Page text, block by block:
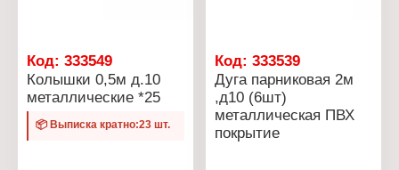
Код: 333549
Колышки 0,5м д.10
металлические *25
📦 Выписка кратно:23 шт.
Код:333539
Дуга парниковая 2м
,д10 (6шт)
металлическая ПВХ
покрытие